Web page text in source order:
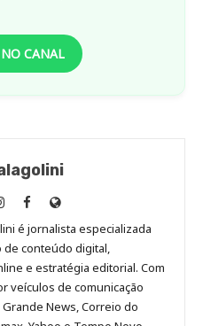
CANAL
Anny
Malagolini
no
Instagram
Anny
Malagolini
no
Facebook
Site
de
Anny
Malagolini
é jornalista especializada
de conteúdo digital,
e estratégia editorial. Com
veículos de comunicação
News, Correio do